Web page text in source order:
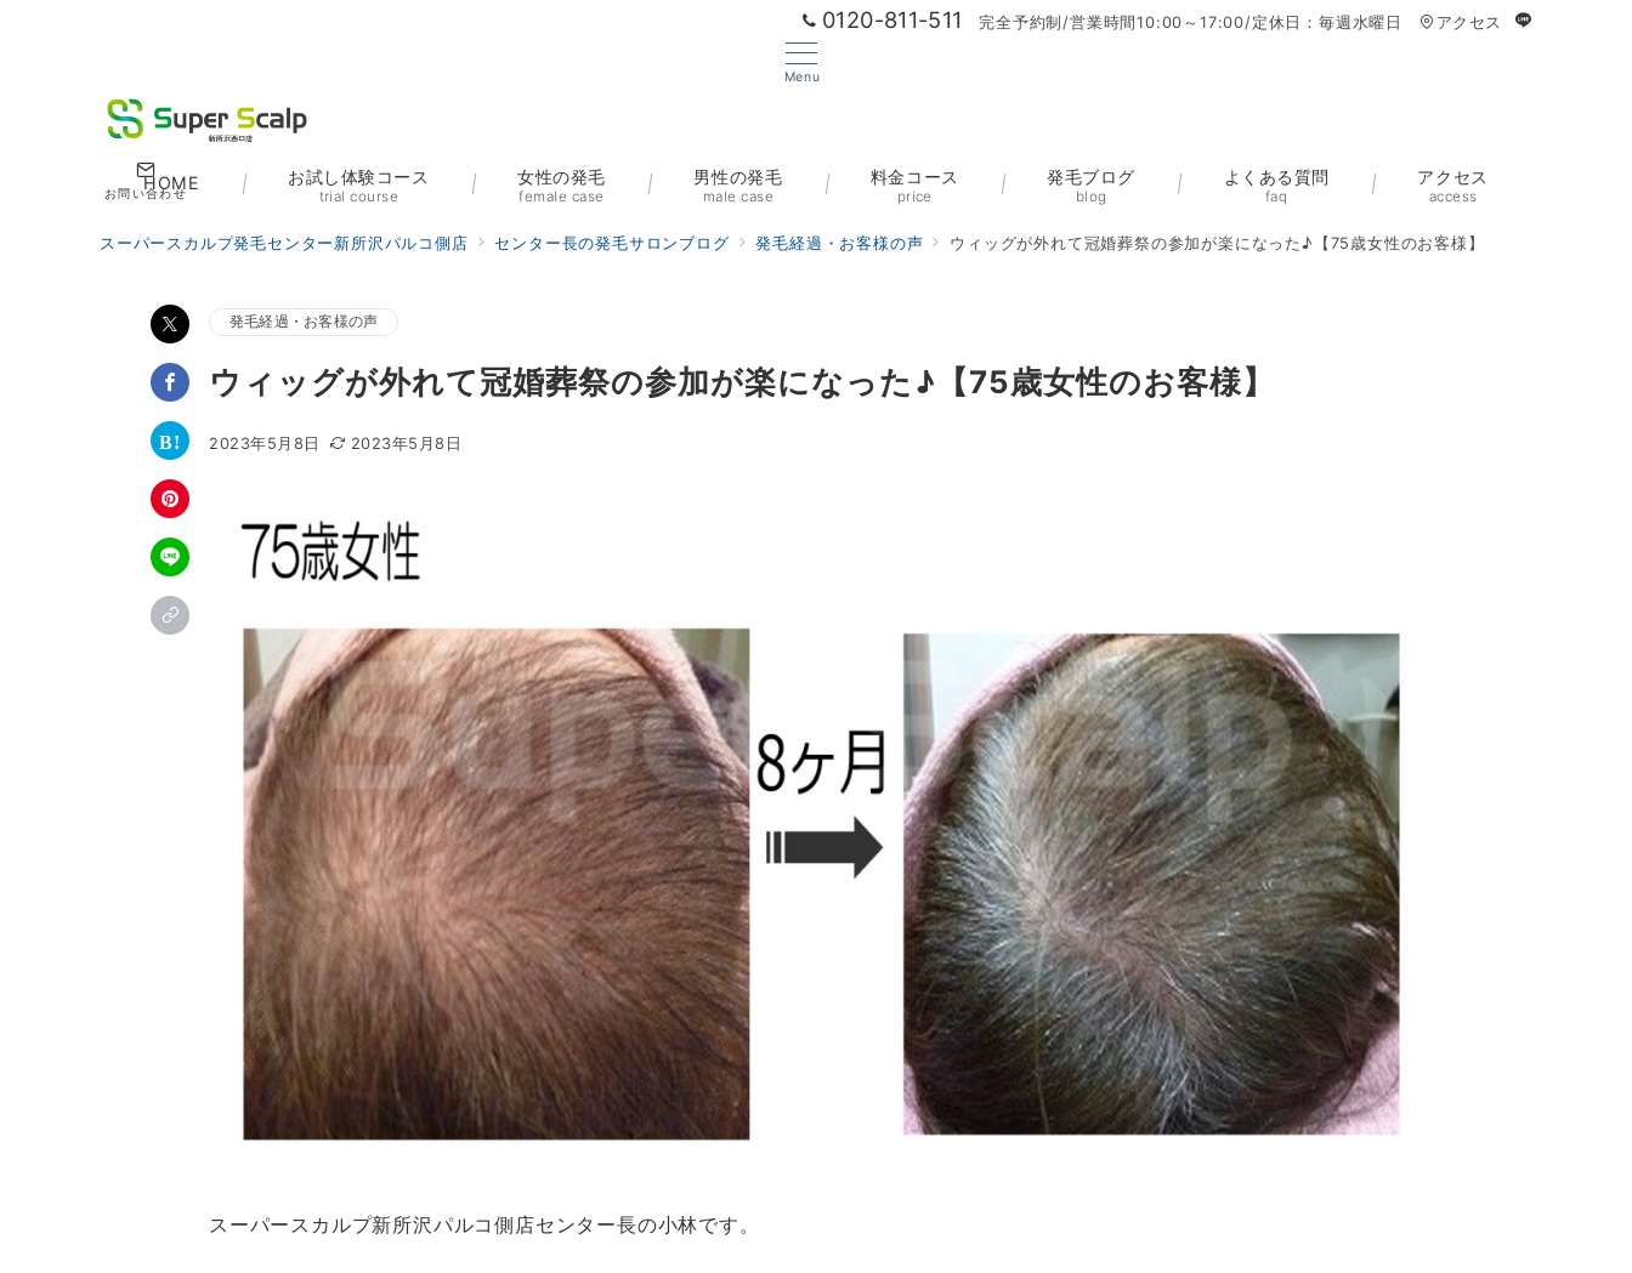
0120-811-511 完全予約制/営業時間10:00～17:00/定休日：毎週水曜日 アクセス
Menu
お問い合わせ
HOME お試し体験コース
trial course
女性の発毛
female case
男性の発毛
male case
料金コース
price
発毛ブログ
blog
よくある質問
faq
アクセス
access
スーパースカルプ発毛センター新所沢パルコ側店 センター長の発毛サロンブログ 発毛経過・お客様の声 ウィッグが外れて冠婚葬祭の参加が楽になった♪【75歳女性のお客様】
発毛経過・お客様の声
ウィッグが外れて冠婚葬祭の参加が楽になった♪【75歳女性のお客様】
2023年5月8日 2023年5月8日
スーパースカルプ新所沢パルコ側店センター長の小林です。
＼お試し体験コース受付中／
24時間ご予約受付中
公式LINEで予約
LINE
LINEでの相談もお気軽にどうぞ